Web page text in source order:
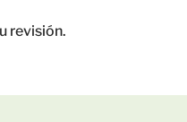
revisión.